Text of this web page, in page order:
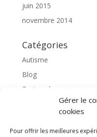
Gérer le
cookies
Pour offrir les meilleures
juin 2015
novembre 2014
Catégories
Autisme
Blog
Featured
l'apprentissage scolaire
Non classé